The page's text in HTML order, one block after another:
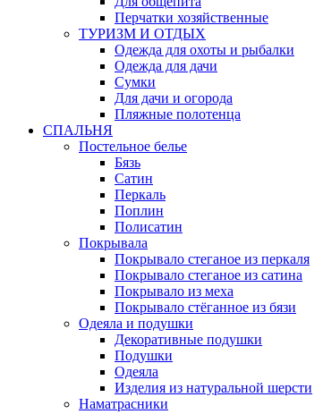
Перчатки хозяйственные
ТУРИЗМ И ОТДЫХ
Одежда для охоты и рыбалки
Одежда для дачи
Сумки
Для дачи и огорода
Пляжные полотенца
СПАЛЬНЯ
Постельное белье
Бязь
Сатин
Перкаль
Поплин
Полисатин
Покрывала
Покрывало стеганое из перкаля
Покрывало стеганое из сатина
Покрывало из меха
Покрывало стёганное из бязи
Одеяла и подушки
Декоративные подушки
Подушки
Одеяла
Изделия из натуральной шерсти
Наматраcники